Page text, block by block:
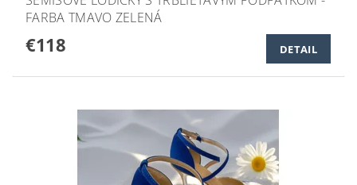
FARBA TMAVO ZELENÁ
€118 DETAIL